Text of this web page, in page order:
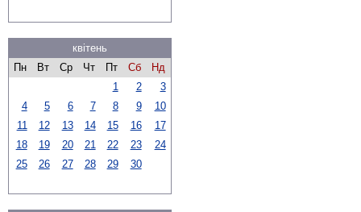
квітень
Пн
Вт Ср Чт Пт Сб
Нд
1
2
3
4
5 6 7 8 9
10
11
12 13 14 15 16
17
18
19 20 21 22 23
24
25
26 27 28 29 30